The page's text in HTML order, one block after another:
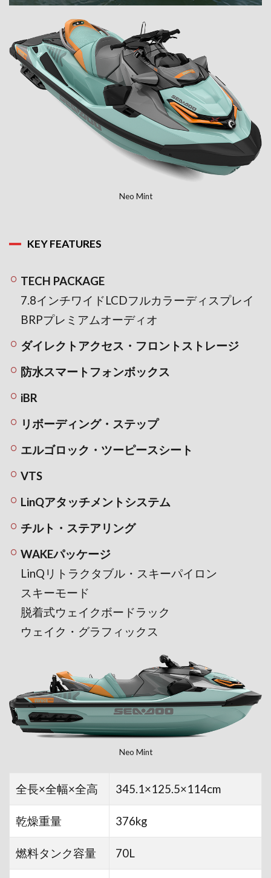
Neo Mint
KEY FEATURES
TECH PACKAGE
7.8インチワイドLCDフルカラーディスプレイ
BRPプレミアムオーディオ
ダイレクトアクセス・フロントストレージ
防水スマートフォンボックス
iBR
リボーディング・ステップ
エルゴロック・ツーピースシート
VTS
LinQアタッチメントシステム
チルト・ステアリング
WAKEパッケージ
LinQリトラクタブル・スキーパイロン
スキーモード
脱着式ウェイクボードラック
ウェイク・グラフィックス
Neo Mint
全長×全幅×全高 345.1×125.5×114cm
乾燥重量 376kg
燃料タンク容量 70L